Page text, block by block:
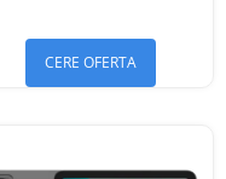
CERE OFERTA